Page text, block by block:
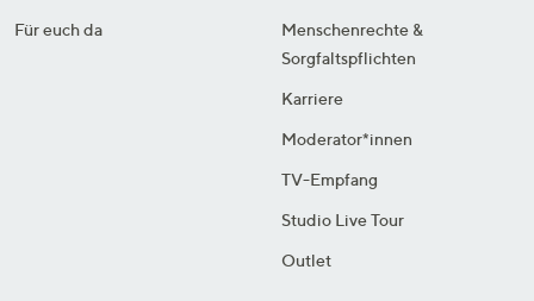
Für euch da
Menschenrechte &
Sorgfaltspflichten
Karriere
Moderator*innen
TV-Empfang
Studio Live Tour
Outlet